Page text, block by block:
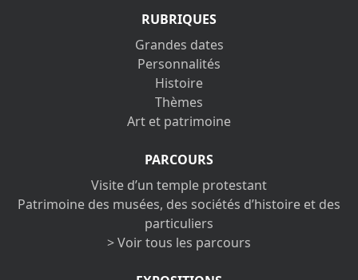
RUBRIQUES
Grandes dates
Personnalités
Histoire
Thèmes
Art et patrimoine
PARCOURS
Visite d’un temple protestant
Patrimoine des musées, des sociétés d’histoire et des
particuliers
> Voir tous les parcours